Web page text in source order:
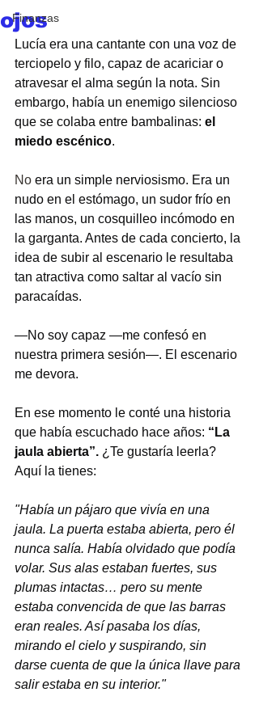
Finanzas
ojos
Lucía era una cantante con una voz de
terciopelo y filo, capaz de acariciar o
atravesar el alma según la nota. Sin
embargo, había un enemigo silencioso
que se colaba entre bambalinas: el
miedo escénico.
No era un simple nerviosismo. Era un
nudo en el estómago, un sudor frío en
las manos, un cosquilleo incómodo en
la garganta. Antes de cada concierto, la
idea de subir al escenario le resultaba
tan atractiva como saltar al vacío sin
paracaídas.
—No soy capaz —me confesó en
nuestra primera sesión—. El escenario
me devora.
En ese momento le conté una historia
que había escuchado hace años: “La
jaula abierta”. ¿Te gustaría leerla?
Aquí la tienes:
"Había un pájaro que vivía en una
jaula. La puerta estaba abierta, pero él
nunca salía. Había olvidado que podía
volar. Sus alas estaban fuertes, sus
plumas intactas… pero su mente
estaba convencida de que las barras
eran reales. Así pasaba los días,
mirando el cielo y suspirando, sin
darse cuenta de que la única llave para
salir estaba en su interior."